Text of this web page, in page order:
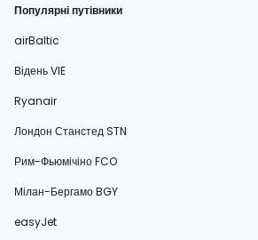
Популярні путівники
airBaltic
Відень VIE
Ryanair
Лондон Станстед STN
Рим-Фьюмічіно FCO
Мілан-Бергамо BGY
easyJet